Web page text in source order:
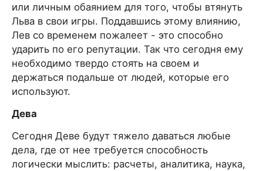
или личным обаянием для того, чтобы втянуть
Льва в свои игры. Поддавшись этому влиянию,
Лев со временем пожалеет - это способно
ударить по его репутации. Так что сегодня ему
необходимо твердо стоять на своем и
держаться подальше от людей, которые его
используют.
Дева
Сегодня Деве будут тяжело даваться любые
дела, где от нее требуется способность
логически мыслить: расчеты, аналитика, наука,